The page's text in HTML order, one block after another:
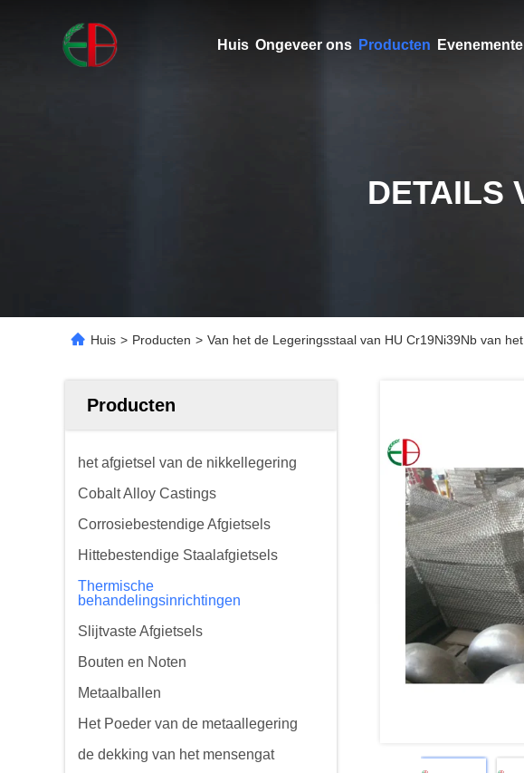
Huis Ongeveer ons Producten
DETAILS
Huis > Producten > Van het de Legeringsstaal van HU Cr19Ni39Nb van
Producten
het afgietsel van de nikkellegering
Cobalt Alloy Castings
Corrosiebestendige Afgietsels
Hittebestendige Staalafgietsels
Thermische
behandelingsinrichtingen
Slijtvaste Afgietsels
Bouten en Noten
Metaalballen
Het Poeder van de metaallegering
de dekking van het mensengat